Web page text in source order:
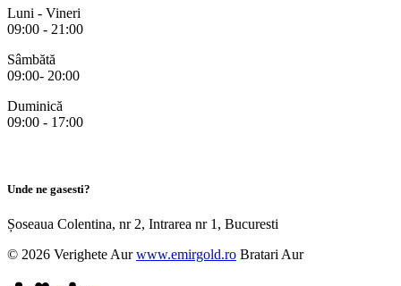
Luni - Vineri
09:00 - 21:00
Sâmbătă
09:00- 20:00
Duminică
09:00 - 17:00
Unde ne gasesti?
Șoseaua Colentina, nr 2, Intrarea nr 1, Bucuresti
© 2026 Verighete Aurwww.emirgold.ro Bratari Aur